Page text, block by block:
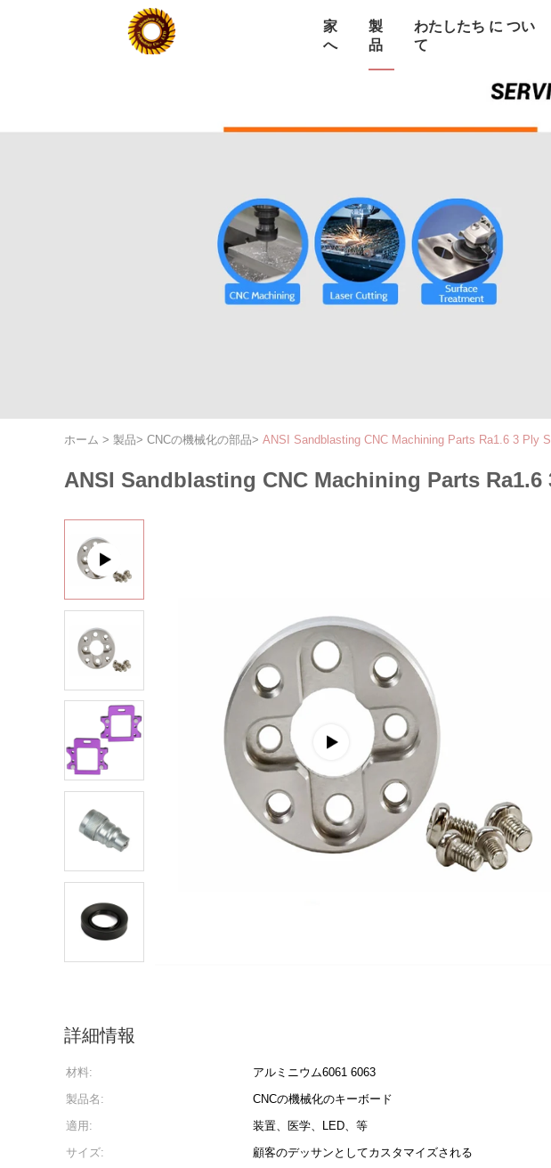
家
へ
製
品
わたしたち に つい
て
ホーム > 製品> CNCの機械化の部品> ANSI Sandblasting CNC Machining Parts Ra1.6 3 Ply
ANSI Sandblasting CNC Machining Parts
詳細情報
材料: アルミニウム6061 6063
製品名:
CNCの機械化のキーボード
適用:
装置、医学、LED、等
サイズ:
顧客のデッサンとしてカスタマイズされる